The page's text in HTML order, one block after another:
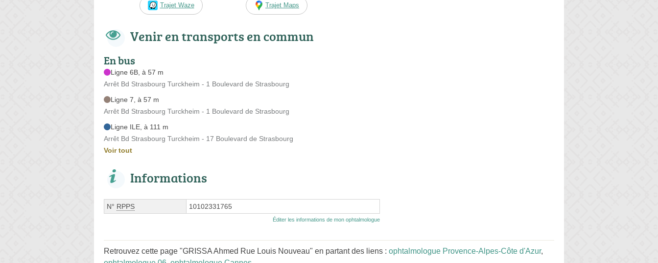
Trajet Waze Trajet Maps
Venir en transports en commun
En bus
Ligne 6B, à 57 m
Arrêt Bd Strasbourg Turckheim - 1 Boulevard de Strasbourg
Ligne 7, à 57 m
Arrêt Bd Strasbourg Turckheim - 1 Boulevard de Strasbourg
Ligne ILE, à 111 m
Arrêt Bd Strasbourg Turckheim - 17 Boulevard de Strasbourg
Voir tout
Informations
N° RPPS 10102331765
Éditer les informations de mon ophtalmologue
Retrouvez cette page "GRISSA Ahmed Rue Louis Nouveau" en partant des liens : ophtalmologue Provence-Alpes-Côte d'Azur,